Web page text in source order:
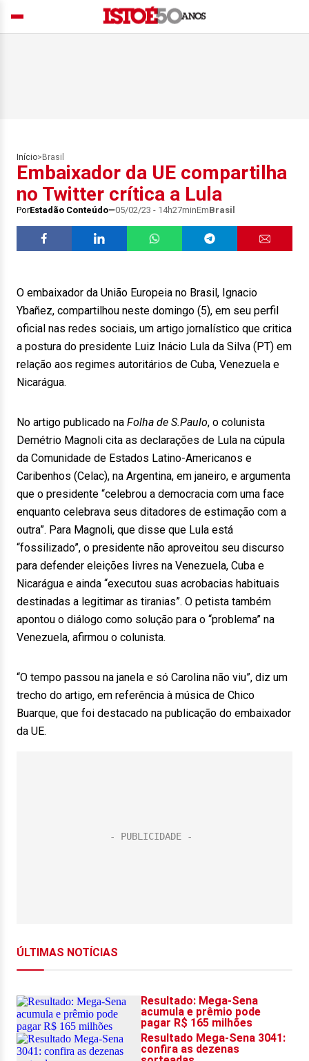
Início> Brasil
Embaixador da UE compartilha
no Twitter crítica a Lula
PorEstadão Conteúdo 05/02/23 - 14h27minEmBrasil
O embaixador da União Europeia no Brasil, Ignacio
Ybañez, compartilhou neste domingo (5), em seu perfil
oficial nas redes sociais, um artigo jornalístico que critica
a postura do presidente Luiz Inácio Lula da Silva (PT) em
relação aos regimes autoritários de Cuba, Venezuela e
Nicarágua.
No artigo publicado na Folha de S.Paulo, o colunista
Demétrio Magnoli cita as declarações de Lula na cúpula
da Comunidade de Estados Latino-Americanos e
Caribenhos (Celac), na Argentina, em janeiro, e argumenta
que o presidente “celebrou a democracia com uma face
enquanto celebrava seus ditadores de estimação com a
outra”. Para Magnoli, que disse que Lula está
“fossilizado”, o presidente não aproveitou seu discurso
para defender eleições livres na Venezuela, Cuba e
Nicarágua e ainda “executou suas acrobacias habituais
destinadas a legitimar as tiranias”. O petista também
apontou o diálogo como solução para o “problema” na
Venezuela, afirmou o colunista.
“O tempo passou na janela e só Carolina não viu”, diz um
trecho do artigo, em referência à música de Chico
Buarque, que foi destacado na publicação do embaixador
da UE.